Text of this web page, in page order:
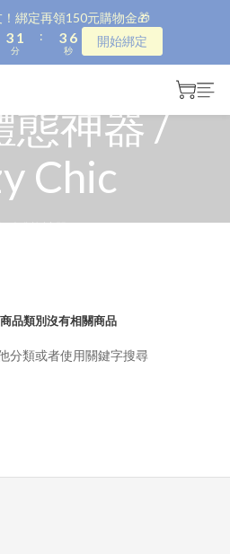
綁定再領150元購物金🎁
4
3
2
2
1
0
分
:
4
3
2
7
6
5
2
1
秒
開始綁定
態神器 /
Chic
型體態神器 / Lazy Chic
品類別沒有相關商品
分類或者使用關鍵字搜尋